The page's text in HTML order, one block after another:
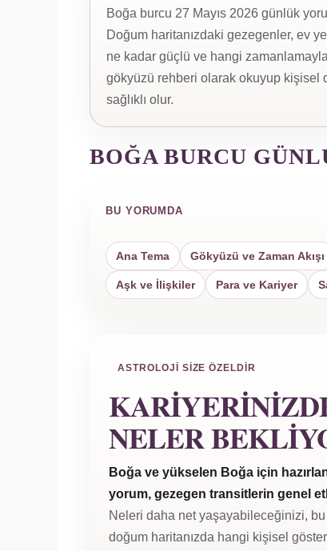
Boğa burcu 27 Mayıs 2026 günlük
Doğum haritanızdaki gezegenler, ev
ne kadar güçlü ve hangi
gökyüzü rehberi olarak okuyup kişisel
sağlıklı olur.
BOĞA BURCU
BU YORUMDA
Ana Tema Gökyüzü ve Zaman Akışı
Aşk ve İlişkiler Para ve Kariyer
ASTROLOJI SIZE ÖZELDIR
NELER
Boğa ve yükselen Boğa için
yorum, gezegen transitlerin genel
Neleri daha net yaşayabileceğinizi,
doğum haritanızda hangi kişisel